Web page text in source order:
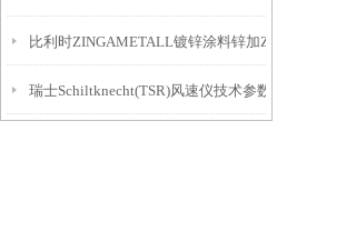
比利时ZINGAMETALL镀锌涂料锌加ZINGA介绍
瑞士Schiltknecht(TSR)风速仪技术参数